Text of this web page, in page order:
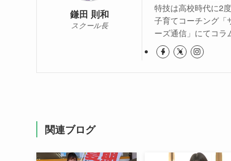
鎌田 則和
スクール長
特技は高校時代に2
子育てコーチング「
ーズ通信」にてコラ
関連ブログ